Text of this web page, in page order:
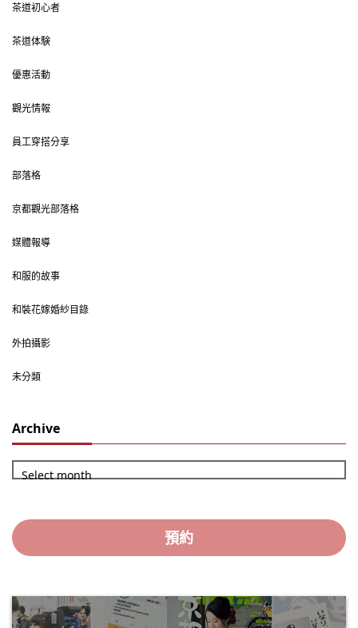
茶道初心者
茶道体験
優惠活動
觀光情報
員工穿搭分享
部落格
京都觀光部落格
媒體報導
和服的故事
和裝花嫁婚紗目錄
外拍攝影
未分類
Archive
Select month
預約